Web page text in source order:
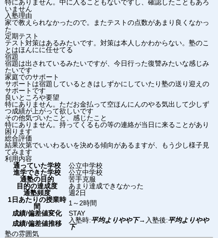
特にありません。中に入ることもないですし、確認したこともあろ
いません
入塾理由
家で教えられなかったので。またテストの点数があまり良くなかっ
た
定期テスト
テスト対策はあるみたいです。対策は本人しかわからない。塾のこ
とはほんにに任せてる
宿題
宿題は出されているみたいですが、今日行った復讐みたいな感じみ
たいです
家庭でのサポート
サポートは宿題しているときはしずかにしていたり塾の送り迎えの
サポートです
良いところや要望
特にありません。ただお金払って空ほんにんのやる気出して少しず
つ成績が上がって欲しいです
その他気づいたこと、感じたこと
特にありません。持ってくるもの等の連絡が当日に来ることがあり
困ります
総合評価
結果次第でいいわるいを決める傾向があるますが、もう少し様子見
てみます
利用内容
通っていた学校
公立中学校
進学できた学校
公立中学校
通塾の目的
苦手克服
目的の達成度
あまり達成できなかった
通塾頻度
週2日
1日あたりの授業時
間
1～2時間
成績/偏差値変化
STAY
成績/偏差値推移
入塾時:平均よりやや下→ 入塾後:平均よりやや
下
塾の雰囲気